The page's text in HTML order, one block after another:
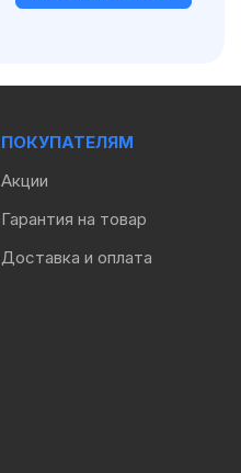
ПОКУПАТЕЛЯМ
Акции
Гарантия на товар
Доставка и оплата